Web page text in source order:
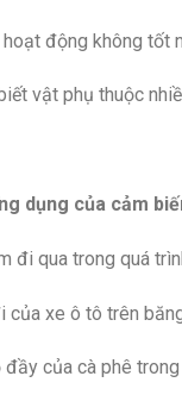
động không tốt
vật phụ thuộc
dụng của cảm
đi qua trong quá
của xe ô tô trên
của cà phê